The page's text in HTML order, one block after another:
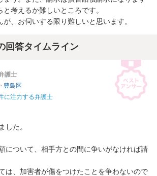
考えるか難しいところです。
、お伺いする限り難しいと思います。
回答タイムライン
護士
豊島区
に注力する弁護士
した。
について、相手方との間に争いがなければ請
は、加害者が傷をつけたことを争わないので